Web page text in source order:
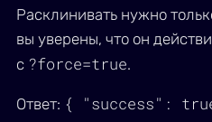
Расклинивать нужно
вы уверены, что он
с ?force=true.
Ответ: { "success":